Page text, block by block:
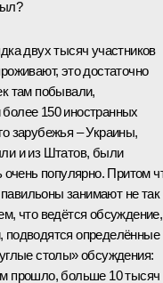
двух тысяч участников
это достаточно
там побывали,
150 иностранных
зарубежья – Украины,
и из Штатов, были
очень популярно. Притом
занимают не так
что ведётся обсуждение,
подводятся определённые
столы» обсуждения:
прошло, больше 10 тысяч